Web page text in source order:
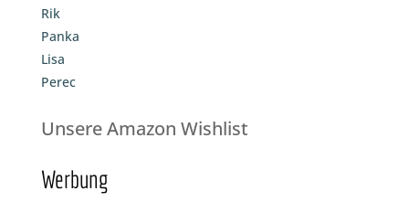
Rik
Panka
Lisa
Perec
Unsere Amazon Wishlist
Werbung